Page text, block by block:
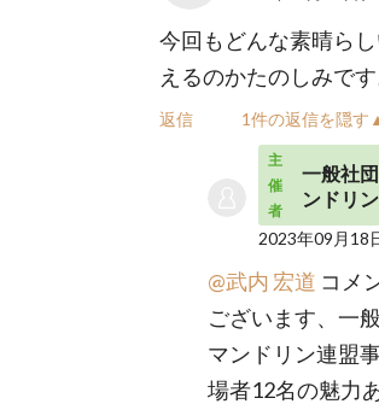
今回もどんな素晴ら
えるのかたのしみです
返信 1件の返信を隠す
主
催
者
一般社
ンドリ
2023年09月18
@武内 宏道 コメ
ございます、一
マンドリン連盟
場者12名の魅力